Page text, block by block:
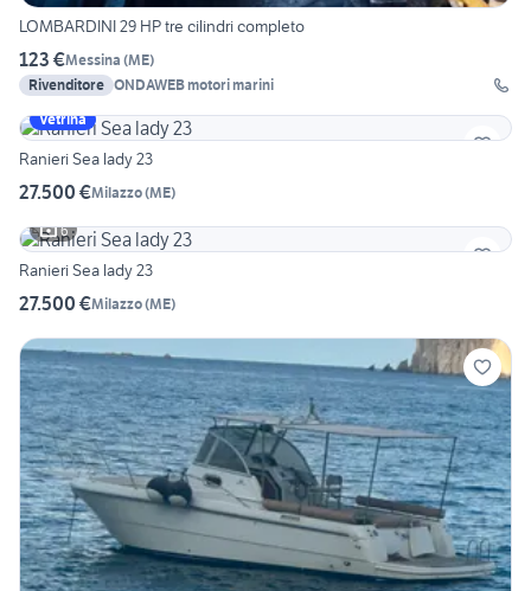
LOMBARDINI 29 HP tre cilindri completo
123 €Messina (ME)
Rivenditore ONDAWEB motori marini
Vetrina
Ranieri Sea lady 23
27.500 €Milazzo(ME)
6
Ranieri Sea lady 23
27.500 €Milazzo(ME)